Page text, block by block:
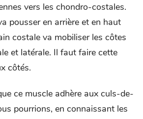
vers les chondro-costales.
pousser en arrière et en haut
costale va mobiliser les côtes
et latérale. Il faut faire cette
côtés.
ce muscle adhère aux culs-de-
pourrions, en connaissant les